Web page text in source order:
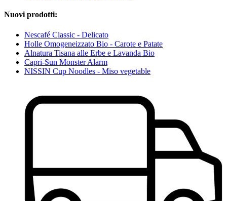
Nuovi prodotti:
Nescafé Classic - Delicato
Holle Omogeneizzato Bio - Carote e Patate
Alnatura Tisana alle Erbe e Lavanda Bio
Capri-Sun Monster Alarm
NISSIN Cup Noodles - Miso vegetable